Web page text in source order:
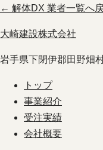
← 解体DX 業者一覧へ
大崎建設株式会社
岩手県下閉伊郡田野畑
トップ
事業紹介
受注実績
会社概要